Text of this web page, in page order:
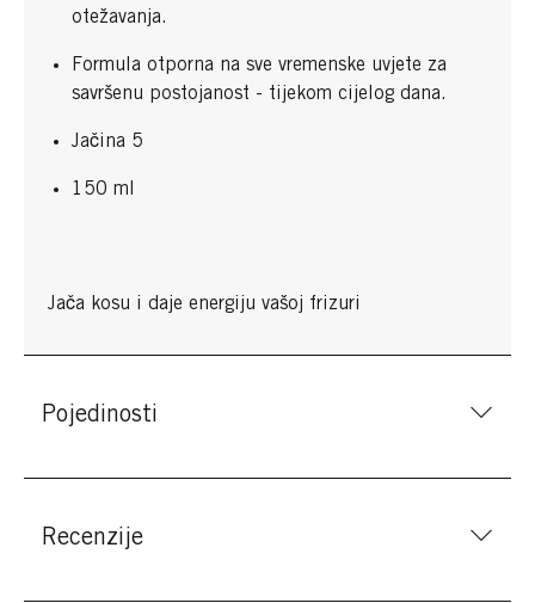
otežavanja.
Formula otporna na sve vremenske uvjete za
savršenu postojanost - tijekom cijelog dana.
Jačina 5
150 ml
Jača kosu i daje energiju vašoj frizuri
Pojedinosti
Recenzije